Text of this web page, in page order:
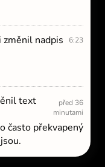
změnil nadpis 6:23
text
před 36
minutami
často překvapený